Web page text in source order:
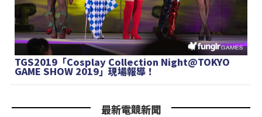
TGS2019「Cosplay Collection Night@TOKYO
GAME SHOW 2019」現場報導！
最新電競新聞